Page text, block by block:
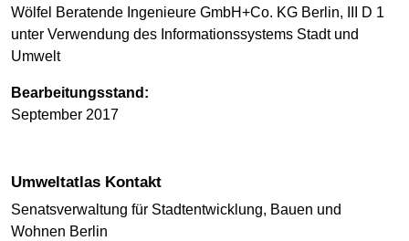
Wölfel Beratende Ingenieure GmbH+Co. KG Berlin, III D 1
unter Verwendung des Informationssystems Stadt und
Umwelt
Bearbeitungsstand:
September 2017
Umweltatlas Kontakt
Senatsverwaltung für Stadtentwicklung, Bauen und
Wohnen Berlin